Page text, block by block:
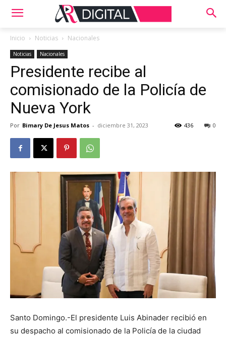
Inicio Noticias Nacionales
Noticias Nacionales
Presidente recibe al
comisionado de la Policía de
Nueva York
Por Bimary De Jesus Matos - diciembre 31, 2023 0
436
Santo Domingo.-El presidente Luis Abinader recibió en
su despacho al comisionado de la Policía de la ciudad